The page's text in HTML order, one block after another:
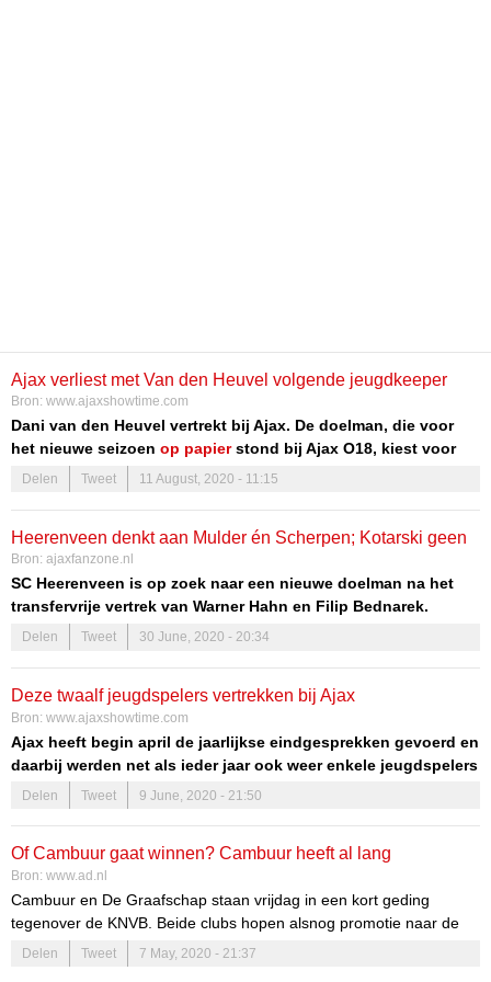
Ajax verliest met Van den Heuvel volgende jeugdkeeper
Bron: www.ajaxshowtime.com
Dani van den Heuvel vertrekt bij Ajax. De doelman, die voor
het nieuwe seizoen op papierstond bij Ajax O18, kiest voor
een buitenlands avontuur bij Leeds United.
Delen Tweet 11 August, 2020 - 11:15
Heerenveen denkt aan Mulder én Scherpen; Kotarski geen
kandidaat
Bron: ajaxfanzone.nl
SC Heerenveen is op zoek naar een nieuwe doelman na het
transfervrije vertrek van Warner Hahn en Filip Bednarek.
Daarbij zouden de Friezen zijn uitgekomen bij Kjell Scherpen
en Erwin Mulder, zo verteld keeperstrainer Raymond Vissers
FeanOnline.
Delen Tweet 30 June, 2020 - 20:34
Deze twaalf jeugdspelers vertrekken bij Ajax
Bron: www.ajaxshowtime.com
Ajax heeft begin april de jaarlijkse eindgesprekken gevoerd en
daarbij werden net als ieder jaar ook weer enkele jeugdspelers
teleurgesteld. Zij moeten de club na dit seizoen verlaten.
Enkele andere spelers kozen er zelf voor om te vertrekken bij
Delen Tweet 9 June, 2020 - 21:50
Of Cambuur gaat winnen? Cambuur heeft al lang
gewonnen!
Bron: www.ad.nl
Cambuur en De Graafschap staan vrijdag in een kort geding
tegenover de KNVB. Beide clubs hopen alsnog promotie naar de
eredivisie af te dwingen. Verslaggever Wietse Dijkstra, supporter
van Cambuur, vraagt zich nog steeds af hoe de voetbalbond het zo
Delen Tweet 7 May, 2020 - 21:37